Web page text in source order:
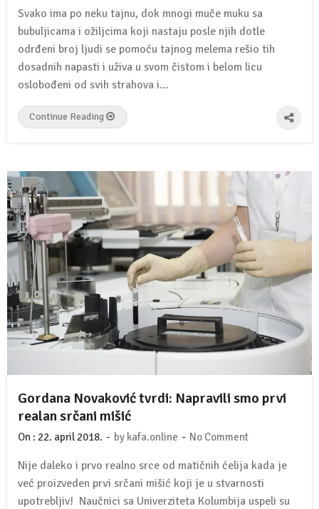
Svako ima po neku tajnu, dok mnogi muče muku sa
bubuljicama i ožiljcima koji nastaju posle njih dotle
odrđeni broj ljudi se pomoću tajnog melema rešio tih
dosadnih napasti i uživa u svom čistom i belom licu
oslobođeni od svih strahova i…
Continue Reading
Gordana Novaković tvrdi: Napravili smo prvi
realan srčani mišić
On : 22. april 2018. - by kafa.online - No Comment
Nije daleko i prvo realno srce od matičnih ćelija kada je
već proizveden prvi srčani mišić koji je u stvarnosti
upotrebljiv! Naučnici sa Univerziteta Kolumbija uspeli su